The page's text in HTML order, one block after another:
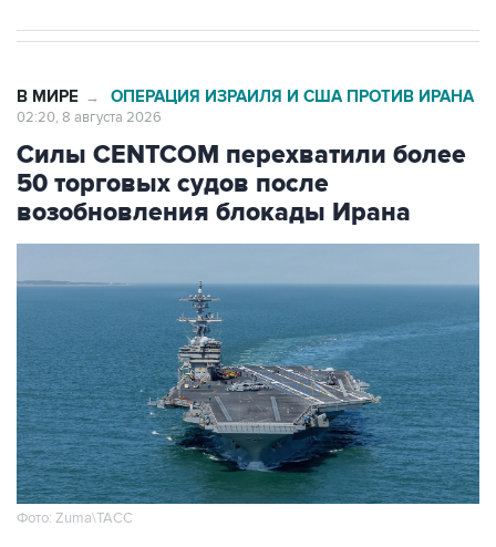
В МИРЕ → ОПЕРАЦИЯ ИЗРАИЛЯ И США ПРОТИВ ИРАНА
02:20, 8 августа 2026
Силы CENTCOM перехватили более
50 торговых судов после
возобновления блокады Ирана
Фото: Zuma\ТАСС